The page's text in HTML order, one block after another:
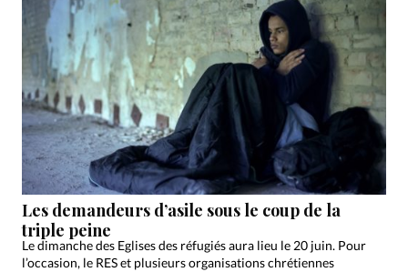
Les demandeurs d’asile sous le coup de la
triple peine
Le dimanche des Eglises des réfugiés aura lieu le 20 juin. Pour
l’occasion, le RES et plusieurs organisations chrétiennes